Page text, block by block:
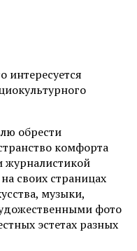
интересуется
обрести
комфорта
журналистикой
своих страницах
музыки,
фото
эстетах разных